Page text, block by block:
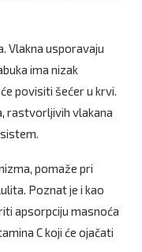
Vlakna usporavaju
ima nizak
povisiti šećer u krvi.
rastvorljivih vlakana
pomaže pri
Poznat je i kao
apsorpciju masnoća
C koji će ojačati